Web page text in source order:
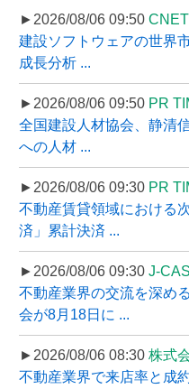
►2026/08/06 09:50
建設ソフトウェアの世界
成長分析 ...
►2026/08/06 09:50 PR
全国建設人材協会、静清
への人材 ...
►2026/08/06 09:30 PR
不動産賃貸領域における
済」累計決済 ...
►2026/08/06 09:30 J-
不動産業界の交流を深め
会が8月18日に ...
►2026/08/06 08:30 株式
不動産業界で来店率と成